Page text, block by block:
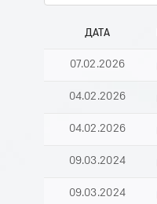
ДАТА
07.02.2026
04.02.2026
04.02.2026
09.03.2024
09.03.2024